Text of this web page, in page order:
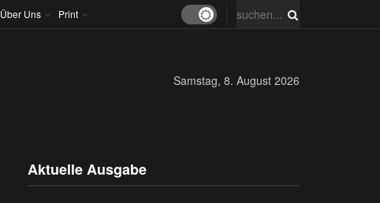
Über Uns Print
Samstag, 8. August 2026
Aktuelle Ausgabe